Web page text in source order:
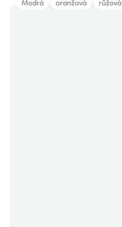
Modrá oranžová růžová